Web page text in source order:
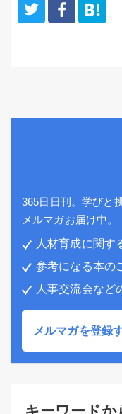
365日日刊。学びと
メルマガお届け中。
人材育成に関す
参考になる本の
人事交流会など
メルマガを登録
キーワードか